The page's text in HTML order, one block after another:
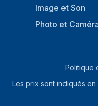
Image et Son
Photo et
Politique
Les prix sont indiqués